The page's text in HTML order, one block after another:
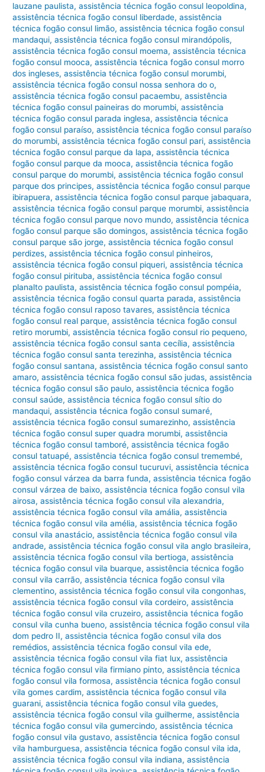
lauzane paulista,assistência técnica fogão consul leopoldina,
assistência técnica fogão consul liberdade,assistência
técnica fogão consul limão,assistência técnica fogão consul
mandaqui,assistência técnica fogão consul mirandópolis,
assistência técnica fogão consul moema,assistência técnica
fogão consul mooca,assistência técnica fogão consul morro
dos ingleses,assistência técnica fogão consul morumbi,
assistência técnica fogão consul nossa senhora do o,
assistência técnica fogão consul pacaembu,assistência
técnica fogão consul paineiras do morumbi,assistência
técnica fogão consul parada inglesa,assistência técnica
fogão consul paraíso,assistência técnica fogão consul paraíso
do morumbi,assistência técnica fogão consul pari,assistência
técnica fogão consul parque da lapa,assistência técnica
fogão consul parque da mooca,assistência técnica fogão
consul parque do morumbi,assistência técnica fogão consul
parque dos principes,assistência técnica fogão consul parque
ibirapuera,assistência técnica fogão consul parque jabaquara,
assistência técnica fogão consul parque morumbi,assistência
técnica fogão consul parque novo mundo,assistência técnica
fogão consul parque são domingos,assistência técnica fogão
consul parque são jorge,assistência técnica fogão consul
perdizes,assistência técnica fogão consul pinheiros,
assistência técnica fogão consul piqueri,assistência técnica
fogão consul pirituba,assistência técnica fogão consul
planalto paulista,assistência técnica fogão consul pompéia,
assistência técnica fogão consul quarta parada,assistência
técnica fogão consul raposo tavares,assistência técnica
fogão consul real parque,assistência técnica fogão consul
retiro morumbi,assistência técnica fogão consul rio pequeno,
assistência técnica fogão consul santa cecília,assistência
técnica fogão consul santa terezinha,assistência técnica
fogão consul santana,assistência técnica fogão consul santo
amaro,assistência técnica fogão consul são judas,assistência
técnica fogão consul são paulo,assistência técnica fogão
consul saúde,assistência técnica fogão consul sítio do
mandaqui,assistência técnica fogão consul sumaré,
assistência técnica fogão consul sumarezinho,assistência
técnica fogão consul super quadra morumbi,assistência
técnica fogão consul tamboré,assistência técnica fogão
consul tatuapé,assistência técnica fogão consul tremembé,
assistência técnica fogão consul tucuruvi,assistência técnica
fogão consul várzea da barra funda,assistência técnica fogão
consul várzea de baixo,assistência técnica fogão consul vila
airosa,assistência técnica fogão consul vila alexandria,
assistência técnica fogão consul vila amália,assistência
técnica fogão consul vila amélia,assistência técnica fogão
consul vila anastácio,assistência técnica fogão consul vila
andrade,assistência técnica fogão consul vila anglo brasileira,
assistência técnica fogão consul vila bertioga,assistência
técnica fogão consul vila buarque,assistência técnica fogão
consul vila carrão,assistência técnica fogão consul vila
clementino,assistência técnica fogão consul vila congonhas,
assistência técnica fogão consul vila cordeiro,assistência
técnica fogão consul vila cruzeiro,assistência técnica fogão
consul vila cunha bueno,assistência técnica fogão consul vila
dom pedro II,assistência técnica fogão consul vila dos
remédios,assistência técnica fogão consul vila ede,
assistência técnica fogão consul vila fiat lux,assistência
técnica fogão consul vila firmiano pinto,assistência técnica
fogão consul vila formosa,assistência técnica fogão consul
vila gomes cardim,assistência técnica fogão consul vila
guarani,assistência técnica fogão consul vila guedes,
assistência técnica fogão consul vila guilherme,assistência
técnica fogão consul vila gumercindo,assistência técnica
fogão consul vila gustavo,assistência técnica fogão consul
vila hamburguesa,assistência técnica fogão consul vila ida,
assistência técnica fogão consul vila indiana,assistência